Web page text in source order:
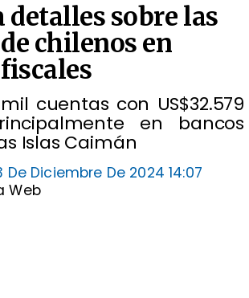
detalles sobre las
chilenos en
cuentas con US$32.579
en bancos
Islas Caimán
De Diciembre De 2024 14:07
Web